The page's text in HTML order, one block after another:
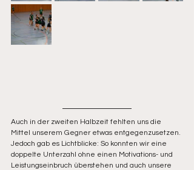
Auch in der zweiten Halbzeit fehlten uns die
Mittel unserem Gegner etwas entgegenzusetzen.
Jedoch gab es Lichtblicke: So konnten wir eine
doppelte Unterzahl ohne einen Motivations- und
Leistungseinbruch überstehen und auch unsere